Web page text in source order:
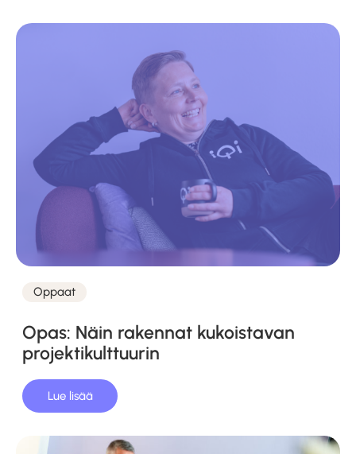
Kategoriat
Oppaat
Opas: Näin rakennat kukoistavan
projektikulttuurin
Lue lisää